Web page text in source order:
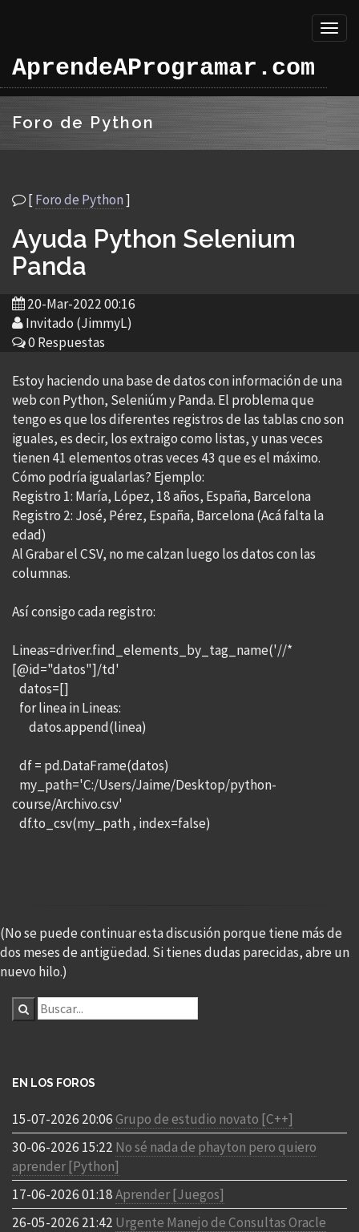
AprendeAProgramar.com
Foro de Python
[Foro de Python]
Ayuda Python Selenium
Panda
20-Mar-2022 00:16
Invitado (JimmyL)
0 Respuestas
Estoy haciendo una base de datos con información de una
web con Python, Seleniúm y Panda. El problema que
tengo es que los diferentes registros de las tablas cno son
iguales, es decir, los extraigo como listas, y unas veces
tienen 41 elementos otras veces 43 que es el máximo.
Cómo podría igualarlas? Ejemplo:
Registro 1: María, López, 18 años, España, Barcelona
Registro 2: José, Pérez, España, Barcelona (Acá falta la
edad)
Al Grabar el CSV, no me calzan luego los datos con las
columnas.
Así consigo cada registro:
Lineas=driver.find_elements_by_tag_name('//*
[@id="datos"]/td'
datos=[]
for linea in Lineas:
datos.append(linea)
df = pd.DataFrame(datos)
my_path='C:/Users/Jaime/Desktop/python-
course/Archivo.csv'
df.to_csv(my_path , index=false)
(No se puede continuar esta discusión porque tiene más de
dos meses de antigüedad. Si tienes dudas parecidas, abre un
nuevo hilo.)
EN LOS FOROS
15-07-2026 20:06Grupo de estudio novato [C++]
30-06-2026 15:22 No sé nada de phayton pero quiero
aprender [Python]
17-06-2026 01:18Aprender [Juegos]
26-05-2026 21:42 Urgente Manejo de Consultas Oracle